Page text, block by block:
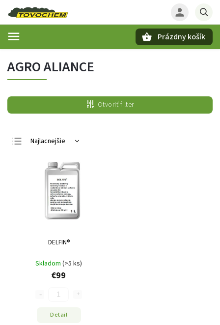
Prázdny košík
AGRO ALIANCE
Otvoriť filter
Najlacnejšie
Najpredávanejšie
Abecedne
DELFIN®
Skladom (>5 ks)
€99
Detail